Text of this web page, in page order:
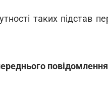
таких підстав
повідомлення